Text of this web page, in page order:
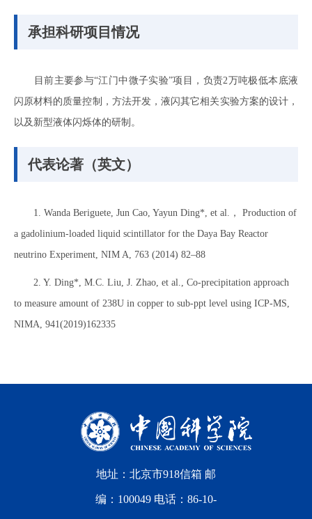
承担科研项目情况
目前主要参与“江门中微子实验”项目，负责2万吨极低本底液
闪原材料的质量控制，方法开发，液闪其它相关实验方案的设计，
以及新型液体闪烁体的研制。
代表论著（英文）
1. Wanda Beriguete, Jun Cao, Yayun Ding*, et al.， Production of
a gadolinium-loaded liquid scintillator for the Daya Bay Reactor
neutrino Experiment, NIM A, 763 (2014) 82–88
2. Y. Ding*, M.C. Liu, J. Zhao, et al., Co-precipitation approach
to measure amount of 238U in copper to sub-ppt level using ICP-MS,
NIMA, 941(2019)162335
地址：北京市918信箱 邮
编：100049 电话：86-10-